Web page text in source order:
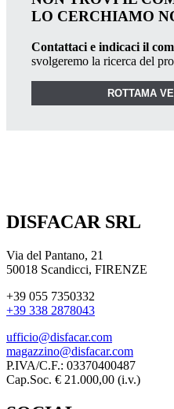
LO CERCHIAMO
Contattaci e indicaci il
svolgeremo la ricerca del
ROTTAMA
DISFACAR SRL
Via del Pantano, 21
50018 Scandicci, FIRENZE
+39 055 7350332
+39 338 2878043
ufficio@disfacar.com
magazzino@disfacar.com
P.IVA/C.F.: 03370400487
Cap.Soc. € 21.000,00 (i.v.)